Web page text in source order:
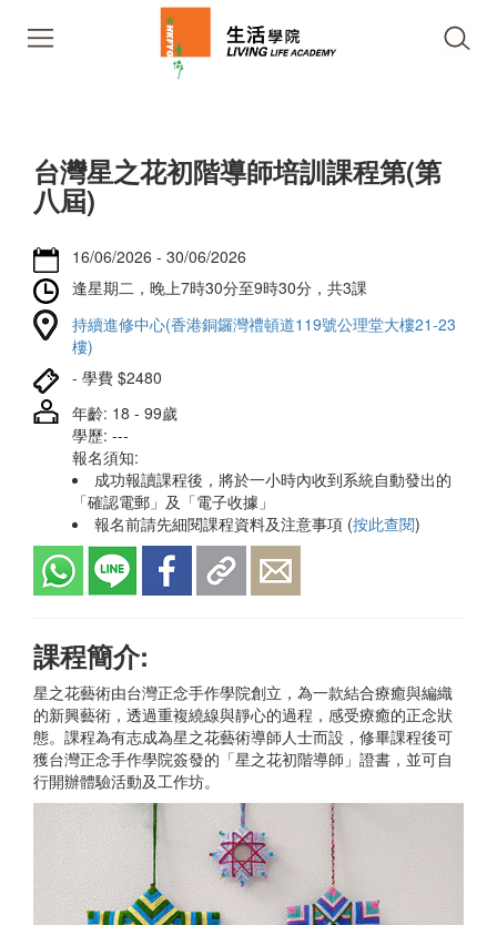
台灣星之花初階導師培訓課程第(第
八屆)
16/06/2026 - 30/06/2026
逢星期二，晚上7時30分至9時30分，共3課
持續進修中心(香港銅鑼灣禮頓道119號公理堂大樓21-23
樓)
- 學費 $2480
年齡: 18 - 99歲
學歷: ---
報名須知:
成功報讀課程後，將於一小時內收到系統自動發出的
「確認電郵」及「電子收據」
報名前請先細閱課程資料及注意事項 (按此查閱)
課程簡介:
星之花藝術由台灣正念手作學院創立，為一款結合療癒與編織
的新興藝術，透過重複繞線與靜心的過程，感受療癒的正念狀
態。課程為有志成為星之花藝術導師人士而設，修畢課程後可
獲台灣正念手作學院簽發的「星之花初階導師」證書，並可自
行開辦體驗活動及工作坊。